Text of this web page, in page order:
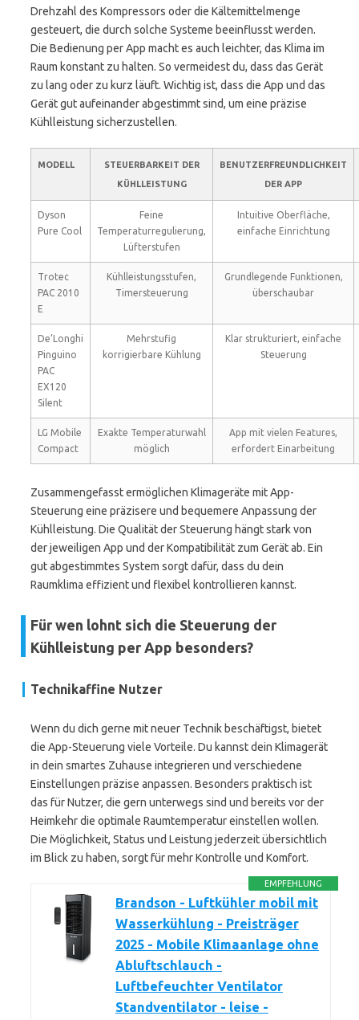
Drehzahl des Kompressors oder die Kältemittelmenge
gesteuert, die durch solche Systeme beeinflusst werden.
Die Bedienung per App macht es auch leichter, das Klima im
Raum konstant zu halten. So vermeidest du, dass das Gerät
zu lang oder zu kurz läuft. Wichtig ist, dass die App und das
Gerät gut aufeinander abgestimmt sind, um eine präzise
Kühlleistung sicherzustellen.
MODELL
STEUERBARKEIT DER
KÜHLLEISTUNG
BENUTZERFREUNDLICHKEIT
DER APP
Dyson
Pure Cool
Feine
Temperaturregulierung,
Lüfterstufen
Intuitive Oberfläche,
einfache Einrichtung
Trotec
PAC 2010
E
Kühlleistungsstufen,
Timersteuerung
Grundlegende Funktionen,
überschaubar
De’Longhi
Pinguino
PAC
EX120
Silent
Mehrstufig
korrigierbare Kühlung
Klar strukturiert, einfache
Steuerung
LG Mobile
Compact
Exakte Temperaturwahl
möglich
App mit vielen Features,
erfordert Einarbeitung
Zusammengefasst ermöglichen Klimageräte mit App-
Steuerung eine präzisere und bequemere Anpassung der
Kühlleistung. Die Qualität der Steuerung hängt stark von
der jeweiligen App und der Kompatibilität zum Gerät ab. Ein
gut abgestimmtes System sorgt dafür, dass du dein
Raumklima effizient und flexibel kontrollieren kannst.
Für wen lohnt sich die Steuerung der
Kühlleistung per App besonders?
Technikaffine Nutzer
Wenn du dich gerne mit neuer Technik beschäftigst, bietet
die App-Steuerung viele Vorteile. Du kannst dein Klimagerät
in dein smartes Zuhause integrieren und verschiedene
Einstellungen präzise anpassen. Besonders praktisch ist
das für Nutzer, die gern unterwegs sind und bereits vor der
Heimkehr die optimale Raumtemperatur einstellen wollen.
Die Möglichkeit, Status und Leistung jederzeit übersichtlich
im Blick zu haben, sorgt für mehr Kontrolle und Komfort.
EMPFEHLUNG
Brandson - Luftkühler mobil mit
Wasserkühlung - Preisträger
2025 - Mobile Klimaanlage ohne
Abluftschlauch -
Luftbefeuchter Ventilator
Standventilator - leise -